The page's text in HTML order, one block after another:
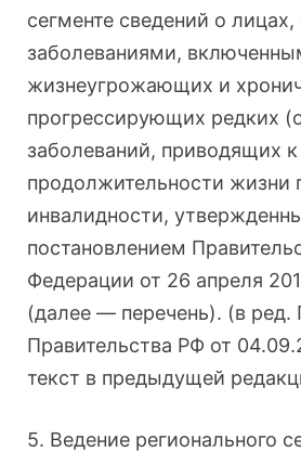
сегменте сведений о
заболеваниями,
жизнеугрожающих и
прогрессирующих редких
заболеваний, приводящих
продолжительности жизни
инвалидности,
постановлением
Федерации от 26 апреля
(далее — перечень). (в ред.
Правительства РФ от
текст в предыдущей
5. Ведение регионального